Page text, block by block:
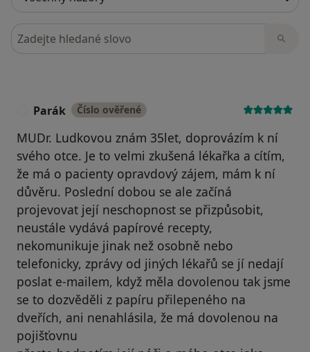
Hledejte v názorech
Parák Číslo ověřené
MUDr. Ludkovou znám 35let, doprovázím k ní
svého otce. Je to velmi zkušená lékařka a cítím,
že má o pacienty opravdový zájem, mám k ní
důvěru. Poslední dobou se ale začíná
projevovat její neschopnost se přizpůsobit,
neustále vydává papírové recepty,
nekomunikuje jinak než osobně nebo
telefonicky, zprávy od jiných lékařů se jí nedají
poslat e-mailem, když měla dovolenou tak jsme
se to dozvěděli z papíru přilepeného na
dveřích, ani nenahlásila, že má dovolenou na
pojišťovnu